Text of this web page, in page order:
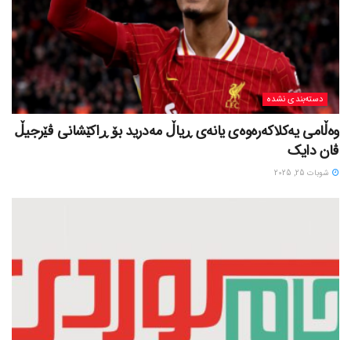
دسته‌بندی نشده
وەڵامی یەکلاکەرەوەی یانەی ڕیاڵ مەدرید بۆ ڕاکێشانی ڤێرجیڵ
ڤان دایک
شوبات 25, 2025